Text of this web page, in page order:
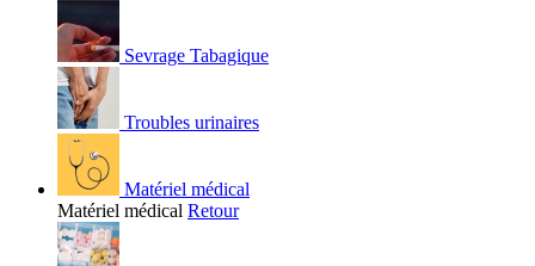
Sevrage Tabagique
Troubles urinaires
Matériel médical
Matériel médical Retour